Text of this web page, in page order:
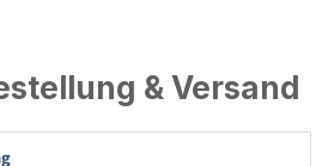
& Versand